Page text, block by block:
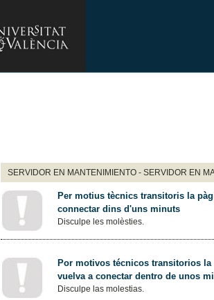
SERVIDOR EN MANTENIMIENTO - SERVIDOR EN
Per motius tècnics transitoris la
connectar dins d'uns minuts
Disculpe les molèsties.
Por motivos técnicos transitorios
vuelva a conectar dentro de unos
Disculpe las molestias.